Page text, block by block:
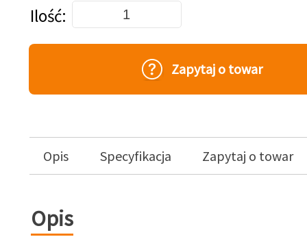
Dodaj do koszyka
Ilość
Zapytaj o towar
Opis Specyfikacja Zapytaj o towar
Opis